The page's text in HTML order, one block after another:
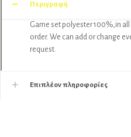
Περιγραφή
Game set polyester 100%,in
order. We can add or change
request.
Επιπλέον πληροφορίες